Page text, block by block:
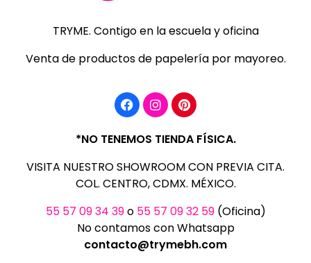
TRYME. Contigo en la escuela y oficina
Venta de productos de papelería por mayoreo.
*NO TENEMOS TIENDA FÍSICA.
VISITA NUESTRO SHOWROOM CON PREVIA CITA.
COL. CENTRO, CDMX. MÉXICO.
55 57 09 34 39o 55 57 09 32 59(Oficina)
No contamos con Whatsapp
contacto@trymebh.com